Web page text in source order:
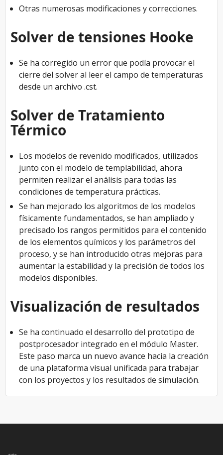
Otras numerosas modificaciones y correcciones.
Solver de tensiones Hooke
Se ha corregido un error que podía provocar el
cierre del solver al leer el campo de temperaturas
desde un archivo .cst.
Solver de Tratamiento
Térmico
Los modelos de revenido modificados, utilizados
junto con el modelo de templabilidad, ahora
permiten realizar el análisis para todas las
condiciones de temperatura prácticas.
Se han mejorado los algoritmos de los modelos
físicamente fundamentados, se han ampliado y
precisado los rangos permitidos para el contenido
de los elementos químicos y los parámetros del
proceso, y se han introducido otras mejoras para
aumentar la estabilidad y la precisión de todos los
modelos disponibles.
Visualización de resultados
Se ha continuado el desarrollo del prototipo de
postprocesador integrado en el módulo Master.
Este paso marca un nuevo avance hacia la creación
de una plataforma visual unificada para trabajar
con los proyectos y los resultados de simulación.